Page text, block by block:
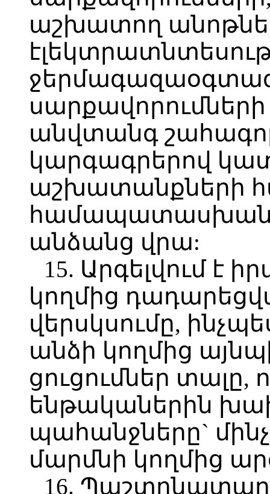
աշխատող
անվտանգ
կարգագրերով
աշխատանքների
անձանց վրա:
15. Արգելվում է
կողմից
վերսկսումը,
անձի կողմից
ցուցումներ տալը,
ենթականերին
պահանջները`
մարմնի կողմից
16. Պաշտոնատար